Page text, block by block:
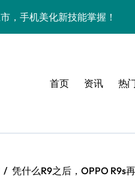
，手机美化新技能掌握！
时尚旗舰新选择！
：个性美化技巧全解析
个性定制炫酷玩法
演绎三星美学新巅峰
首页 资讯 热
凭什么R9之后，OPPO R9s